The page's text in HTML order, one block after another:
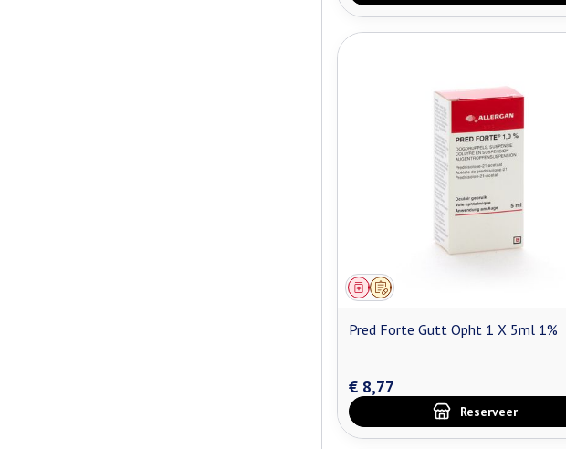
Op voorschrift
Geneesmiddel
Pred Forte Gutt Opht 1 X 5ml 1%
€ 8,77
Reserveer